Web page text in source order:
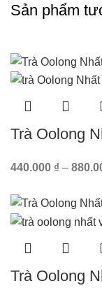
Sản phẩm
Trà Oolong
440.000 ₫ –
Trà Oolong